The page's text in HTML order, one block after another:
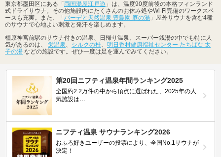
東京都墨田区にある「 両国湯屋江戸遊 」は、温度90度前後の本格フィンランド
式ドライサウナ。その他施設内にたくさんのお休み処やWi-Fi完備のワークスペ
ースも充実。また、「 バーデと天然温泉 豊島園 庭の湯 」屋外サウナを含む4種
のサウナで心地よい刺激と発汗を楽しめます。
橿原神宮前駅のサウナ付きの温泉、日帰り温泉、スーパー銭湯の中でも特に人
気があるのは、 栄温泉、 シルクの杜、 明日香村健康福祉センター たちばな 太
子の湯 などの施設です。ぜひ一度は足を運んでみてください。
第20回ニフティ温泉年間ランキング2025
全国約2.2万件の中から頂点に選ばれた、2025年の人
気施設は…
ニフティ温泉 サウナランキング2026
おふろ好きユーザーの投票により、全国No.1サウナが
決定！